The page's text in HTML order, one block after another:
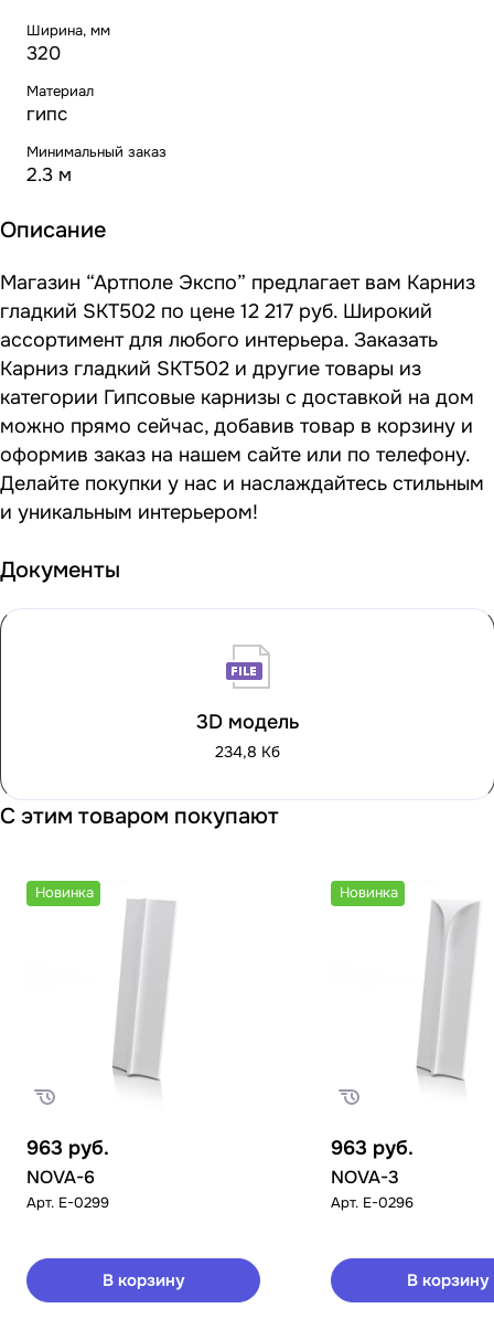
Ширина, мм
320
Материал
гипс
Минимальный заказ
2.3 м
Описание
Магазин “Артполе Экспо” предлагает вам Карниз
гладкий SKT502 по цене 12 217 руб. Широкий
ассортимент для любого интерьера. Заказать
Карниз гладкий SKT502 и другие товары из
категории Гипсовые карнизы с доставкой на дом
можно прямо сейчас, добавив товар в корзину и
оформив заказ на нашем сайте или по телефону.
Делайте покупки у нас и наслаждайтесь стильным
и уникальным интерьером!
Документы
3D модель
234,8 Кб
С этим товаром покупают
Новинка
963 руб.
NOVA-6
Арт. E-0299
В корзину
Новинка
963 руб.
NOVA-3
Арт. E-0296
В корзину